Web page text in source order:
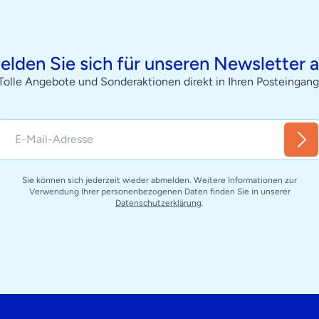
Sie sich für unseren Newsletter
Angebote und Sonderaktionen direkt in Ihren
Sie können sich jederzeit wieder abmelden. Weitere Informationen zur
Verwendung Ihrer personenbezogenen Daten finden Sie in unserer
Datenschutzerklärung